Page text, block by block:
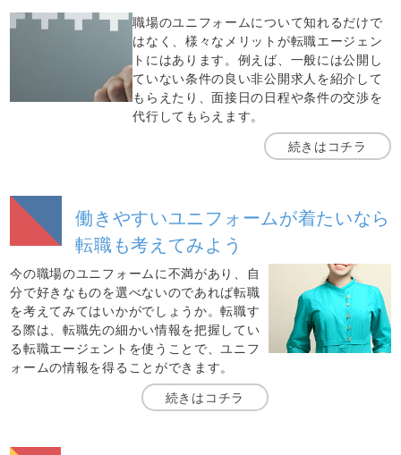
職場のユニフォームについて知れるだけで
はなく、様々なメリットが転職エージェン
トにはあります。例えば、一般には公開し
ていない条件の良い非公開求人を紹介して
もらえたり、面接日の日程や条件の交渉を
代行してもらえます。
続きはコチラ
働きやすいユニフォームが着たいなら
転職も考えてみよう
今の職場のユニフォームに不満があり、自
分で好きなものを選べないのであれば転職
を考えてみてはいかがでしょうか。転職す
る際は、転職先の細かい情報を把握してい
る転職エージェントを使うことで、ユニフ
ォームの情報を得ることができます。
続きはコチラ